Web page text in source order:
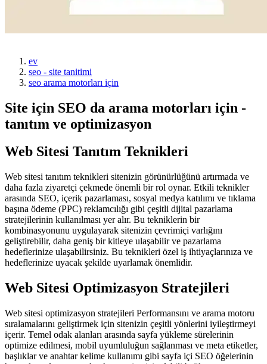
ev
seo - site tanitimi
seo arama motorları için
Site için SEO da arama motorları için -
tanıtım ve optimizasyon
Web Sitesi Tanıtım Teknikleri
Web sitesi tanıtım teknikleri sitenizin görünürlüğünü artırmada ve
daha fazla ziyaretçi çekmede önemli bir rol oynar. Etkili teknikler
arasında SEO, içerik pazarlaması, sosyal medya katılımı ve tıklama
başına ödeme (PPC) reklamcılığı gibi çeşitli dijital pazarlama
stratejilerinin kullanılması yer alır. Bu tekniklerin bir
kombinasyonunu uygulayarak sitenizin çevrimiçi varlığını
geliştirebilir, daha geniş bir kitleye ulaşabilir ve pazarlama
hedeflerinize ulaşabilirsiniz. Bu teknikleri özel iş ihtiyaçlarınıza ve
hedeflerinize uyacak şekilde uyarlamak önemlidir.
Web Sitesi Optimizasyon Stratejileri
Web sitesi optimizasyon stratejileri Performansını ve arama motoru
sıralamalarını geliştirmek için sitenizin çeşitli yönlerini iyileştirmeyi
içerir. Temel odak alanları arasında sayfa yükleme sürelerinin
optimize edilmesi, mobil uyumluluğun sağlanması ve meta etiketler,
başlıklar ve anahtar kelime kullanımı gibi sayfa içi SEO öğelerinin